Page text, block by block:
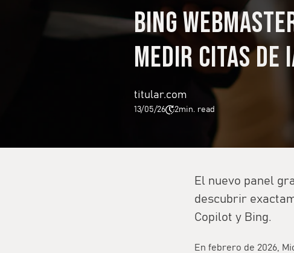
Bing
medir citas de
titular.com
13/05/26 2min. read
El nuevo panel
descubrir
Copilot y Bing.
En febrero de 2026,